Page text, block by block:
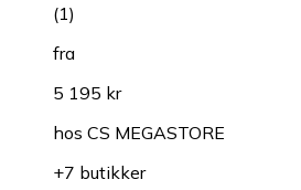
(1)
fra
5 195 kr
hos CS MEGASTORE
+7 butikker